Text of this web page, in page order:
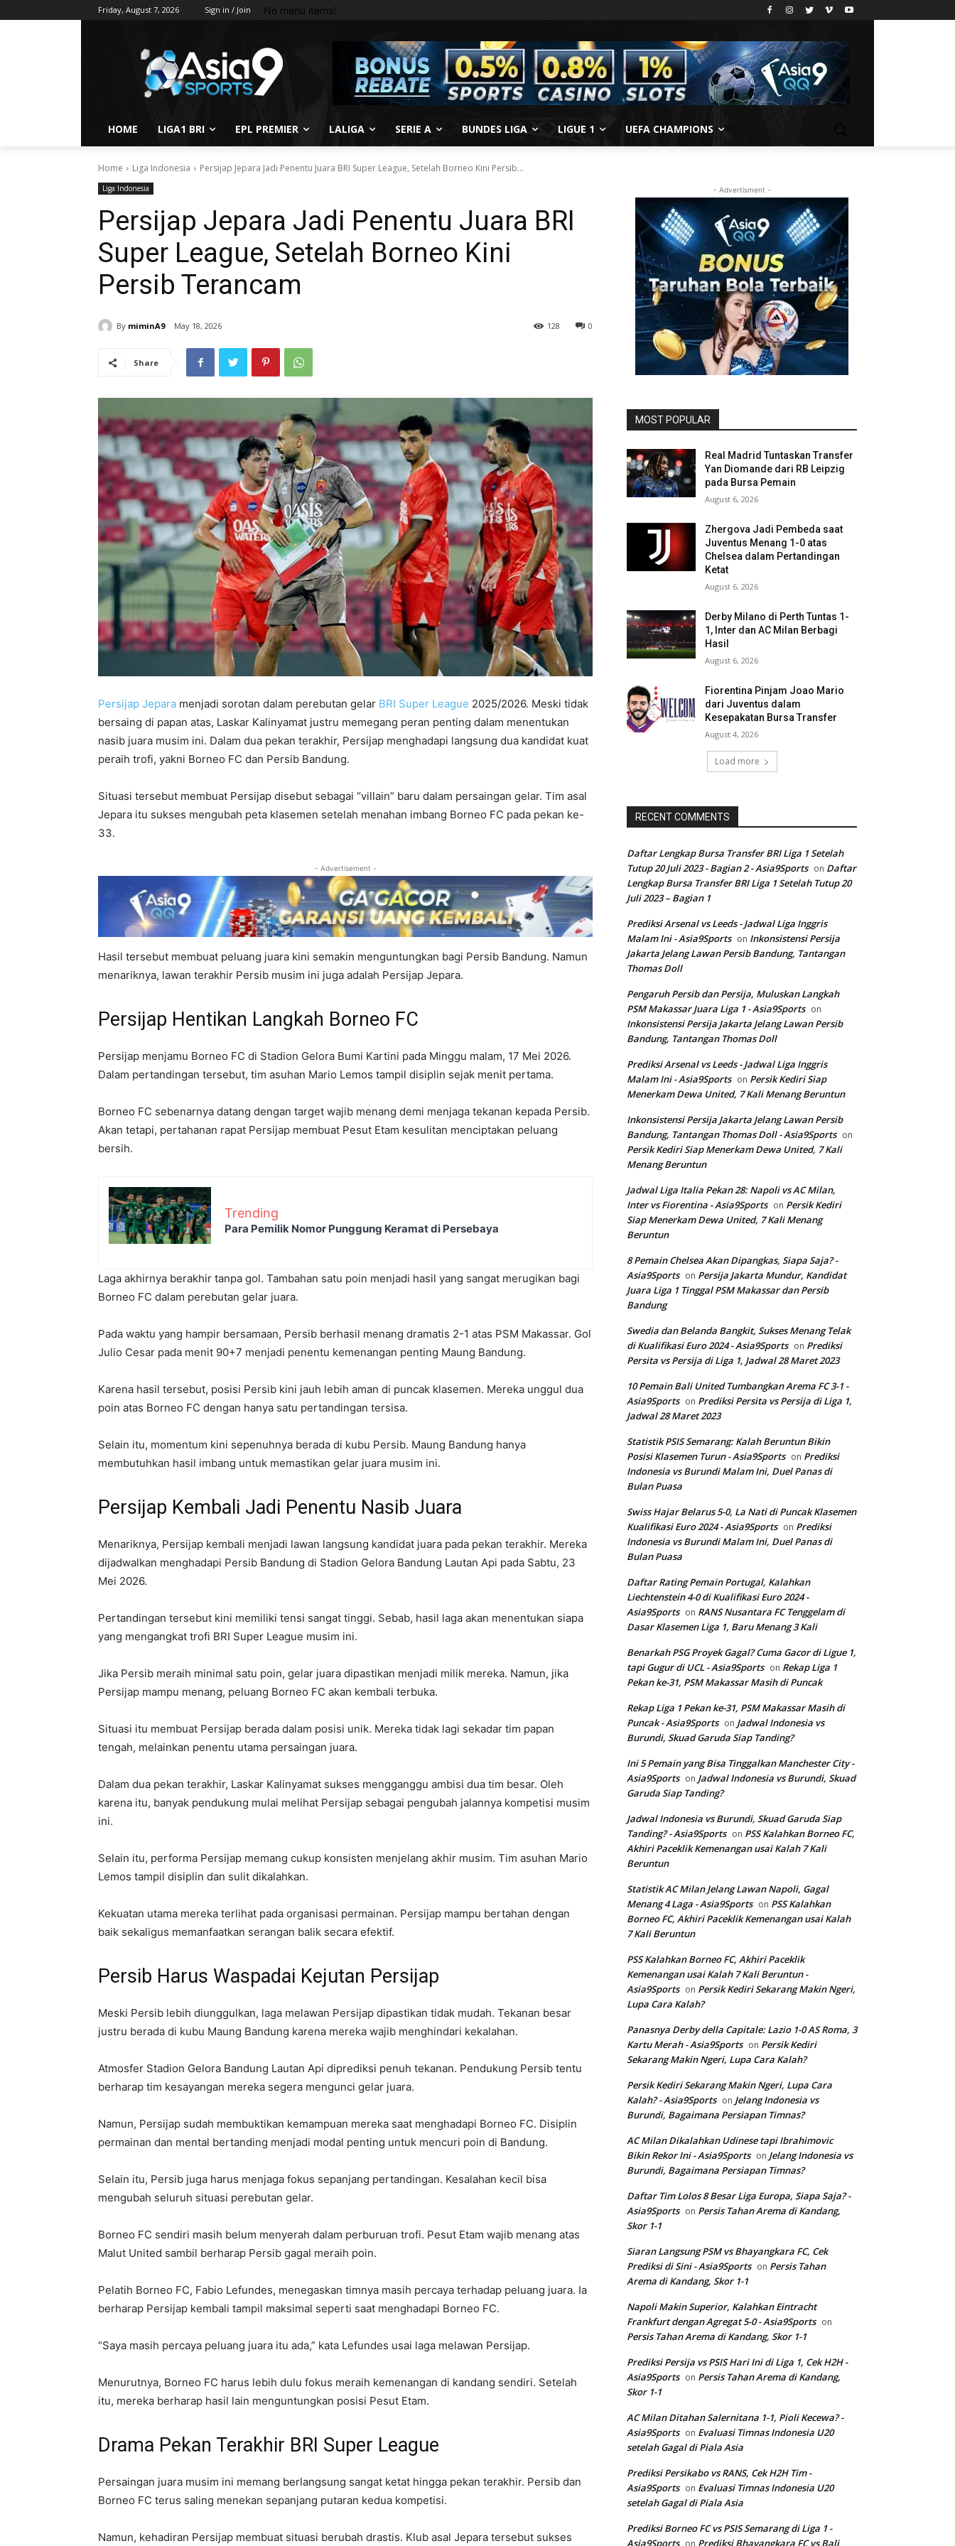
Friday, August 7, 2026 Sign in / Join No menu items!
HOME LIGA1 BRI EPL PREMIER LALIGA SERIE A BUNDES LIGA LIGUE 1 UEFA CHAMPIONS
Home Liga Indonesia Persijap Jepara Jadi Penentu Juara BRI Super League, Setelah Borneo Kini Persib...
Liga Indonesia
Persijap Jepara Jadi Penentu Juara BRI
Super League, Setelah Borneo Kini
Persib Terancam
By miminA9 May 18, 2026 0
128
Share
Persijap Jepara menjadi sorotan dalam perebutan gelar BRI Super League 2025/2026. Meski tidak
bersaing di papan atas, Laskar Kalinyamat justru memegang peran penting dalam menentukan
nasib juara musim ini. Dalam dua pekan terakhir, Persijap menghadapi langsung dua kandidat kuat
peraih trofi, yakni Borneo FC dan Persib Bandung.
Situasi tersebut membuat Persijap disebut sebagai “villain” baru dalam persaingan gelar. Tim asal
Jepara itu sukses mengubah peta klasemen setelah menahan imbang Borneo FC pada pekan ke-
33.
- Advertisement -
Hasil tersebut membuat peluang juara kini semakin menguntungkan bagi Persib Bandung. Namun
menariknya, lawan terakhir Persib musim ini juga adalah Persijap Jepara.
Persijap Hentikan Langkah Borneo FC
Persijap menjamu Borneo FC di Stadion Gelora Bumi Kartini pada Minggu malam, 17 Mei 2026.
Dalam pertandingan tersebut, tim asuhan Mario Lemos tampil disiplin sejak menit pertama.
Borneo FC sebenarnya datang dengan target wajib menang demi menjaga tekanan kepada Persib.
Akan tetapi, pertahanan rapat Persijap membuat Pesut Etam kesulitan menciptakan peluang
bersih.
Trending
Para Pemilik Nomor Punggung Keramat di Persebaya
Laga akhirnya berakhir tanpa gol. Tambahan satu poin menjadi hasil yang sangat merugikan bagi
Borneo FC dalam perebutan gelar juara.
Pada waktu yang hampir bersamaan, Persib berhasil menang dramatis 2-1 atas PSM Makassar. Gol
Julio Cesar pada menit 90+7 menjadi penentu kemenangan penting Maung Bandung.
Karena hasil tersebut, posisi Persib kini jauh lebih aman di puncak klasemen. Mereka unggul dua
poin atas Borneo FC dengan hanya satu pertandingan tersisa.
Selain itu, momentum kini sepenuhnya berada di kubu Persib. Maung Bandung hanya
membutuhkan hasil imbang untuk memastikan gelar juara musim ini.
Persijap Kembali Jadi Penentu Nasib Juara
Menariknya, Persijap kembali menjadi lawan langsung kandidat juara pada pekan terakhir. Mereka
dijadwalkan menghadapi Persib Bandung di Stadion Gelora Bandung Lautan Api pada Sabtu, 23
Mei 2026.
Pertandingan tersebut kini memiliki tensi sangat tinggi. Sebab, hasil laga akan menentukan siapa
yang mengangkat trofi BRI Super League musim ini.
Jika Persib meraih minimal satu poin, gelar juara dipastikan menjadi milik mereka. Namun, jika
Persijap mampu menang, peluang Borneo FC akan kembali terbuka.
Situasi itu membuat Persijap berada dalam posisi unik. Mereka tidak lagi sekadar tim papan
tengah, melainkan penentu utama persaingan juara.
Dalam dua pekan terakhir, Laskar Kalinyamat sukses mengganggu ambisi dua tim besar. Oleh
karena itu, banyak pendukung mulai melihat Persijap sebagai pengubah jalannya kompetisi musim
ini.
Selain itu, performa Persijap memang cukup konsisten menjelang akhir musim. Tim asuhan Mario
Lemos tampil disiplin dan sulit dikalahkan.
Kekuatan utama mereka terlihat pada organisasi permainan. Persijap mampu bertahan dengan
baik sekaligus memanfaatkan serangan balik secara efektif.
Persib Harus Waspadai Kejutan Persijap
Meski Persib lebih diunggulkan, laga melawan Persijap dipastikan tidak mudah. Tekanan besar
justru berada di kubu Maung Bandung karena mereka wajib menghindari kekalahan.
Atmosfer Stadion Gelora Bandung Lautan Api diprediksi penuh tekanan. Pendukung Persib tentu
berharap tim kesayangan mereka segera mengunci gelar juara.
Namun, Persijap sudah membuktikan kemampuan mereka saat menghadapi Borneo FC. Disiplin
permainan dan mental bertanding menjadi modal penting untuk mencuri poin di Bandung.
Selain itu, Persib juga harus menjaga fokus sepanjang pertandingan. Kesalahan kecil bisa
mengubah seluruh situasi perebutan gelar.
Borneo FC sendiri masih belum menyerah dalam perburuan trofi. Pesut Etam wajib menang atas
Malut United sambil berharap Persib gagal meraih poin.
Pelatih Borneo FC, Fabio Lefundes, menegaskan timnya masih percaya terhadap peluang juara. Ia
berharap Persijap kembali tampil maksimal seperti saat menghadapi Borneo FC.
“Saya masih percaya peluang juara itu ada,” kata Lefundes usai laga melawan Persijap.
Menurutnya, Borneo FC harus lebih dulu fokus meraih kemenangan di kandang sendiri. Setelah
itu, mereka berharap hasil lain menguntungkan posisi Pesut Etam.
Drama Pekan Terakhir BRI Super League
Persaingan juara musim ini memang berlangsung sangat ketat hingga pekan terakhir. Persib dan
Borneo FC terus saling menekan sepanjang putaran kedua kompetisi.
Namun, kehadiran Persijap membuat situasi berubah drastis. Klub asal Jepara tersebut sukses
- Advertisment -
MOST POPULAR
Real Madrid Tuntaskan Transfer
Yan Diomande dari RB Leipzig
pada Bursa Pemain
August 6, 2026
Zhergova Jadi Pembeda saat
Juventus Menang 1-0 atas
Chelsea dalam Pertandingan
Ketat
August 6, 2026
Derby Milano di Perth Tuntas 1-
1, Inter dan AC Milan Berbagi
Hasil
August 6, 2026
Fiorentina Pinjam Joao Mario
dari Juventus dalam
Kesepakatan Bursa Transfer
August 4, 2026
Load more
RECENT COMMENTS
Daftar Lengkap Bursa Transfer BRI Liga 1 Setelah
Tutup 20 Juli 2023 - Bagian 2 - Asia9Sports on Daftar
Lengkap Bursa Transfer BRI Liga 1 Setelah Tutup 20
Juli 2023 – Bagian 1
Prediksi Arsenal vs Leeds - Jadwal Liga Inggris
Malam Ini - Asia9Sports on Inkonsistensi Persija
Jakarta Jelang Lawan Persib Bandung, Tantangan
Thomas Doll
Pengaruh Persib dan Persija, Muluskan Langkah
PSM Makassar Juara Liga 1 - Asia9Sports on
Inkonsistensi Persija Jakarta Jelang Lawan Persib
Bandung, Tantangan Thomas Doll
Prediksi Arsenal vs Leeds - Jadwal Liga Inggris
Malam Ini - Asia9Sports on Persik Kediri Siap
Menerkam Dewa United, 7 Kali Menang Beruntun
Inkonsistensi Persija Jakarta Jelang Lawan Persib
Bandung, Tantangan Thomas Doll - Asia9Sports on
Persik Kediri Siap Menerkam Dewa United, 7 Kali
Menang Beruntun
Jadwal Liga Italia Pekan 28: Napoli vs AC Milan,
Inter vs Fiorentina - Asia9Sports on Persik Kediri
Siap Menerkam Dewa United, 7 Kali Menang
Beruntun
8 Pemain Chelsea Akan Dipangkas, Siapa Saja? -
Asia9Sports on Persija Jakarta Mundur, Kandidat
Juara Liga 1 Tinggal PSM Makassar dan Persib
Bandung
Swedia dan Belanda Bangkit, Sukses Menang Telak
di Kualifikasi Euro 2024 - Asia9Sports on Prediksi
Persita vs Persija di Liga 1, Jadwal 28 Maret 2023
10 Pemain Bali United Tumbangkan Arema FC 3-1 -
Asia9Sports on Prediksi Persita vs Persija di Liga 1,
Jadwal 28 Maret 2023
Statistik PSIS Semarang: Kalah Beruntun Bikin
Posisi Klasemen Turun - Asia9Sports on Prediksi
Indonesia vs Burundi Malam Ini, Duel Panas di
Bulan Puasa
Swiss Hajar Belarus 5-0, La Nati di Puncak Klasemen
Kualifikasi Euro 2024 - Asia9Sports on Prediksi
Indonesia vs Burundi Malam Ini, Duel Panas di
Bulan Puasa
Daftar Rating Pemain Portugal, Kalahkan
Liechtenstein 4-0 di Kualifikasi Euro 2024 -
Asia9Sports on RANS Nusantara FC Tenggelam di
Dasar Klasemen Liga 1, Baru Menang 3 Kali
Benarkah PSG Proyek Gagal? Cuma Gacor di Ligue 1,
tapi Gugur di UCL - Asia9Sports on Rekap Liga 1
Pekan ke-31, PSM Makassar Masih di Puncak
Rekap Liga 1 Pekan ke-31, PSM Makassar Masih di
Puncak - Asia9Sports on Jadwal Indonesia vs
Burundi, Skuad Garuda Siap Tanding?
Ini 5 Pemain yang Bisa Tinggalkan Manchester City -
Asia9Sports on Jadwal Indonesia vs Burundi, Skuad
Garuda Siap Tanding?
Jadwal Indonesia vs Burundi, Skuad Garuda Siap
Tanding? - Asia9Sports on PSS Kalahkan Borneo FC,
Akhiri Paceklik Kemenangan usai Kalah 7 Kali
Beruntun
Statistik AC Milan Jelang Lawan Napoli, Gagal
Menang 4 Laga - Asia9Sports on PSS Kalahkan
Borneo FC, Akhiri Paceklik Kemenangan usai Kalah
7 Kali Beruntun
PSS Kalahkan Borneo FC, Akhiri Paceklik
Kemenangan usai Kalah 7 Kali Beruntun -
Asia9Sports on Persik Kediri Sekarang Makin Ngeri,
Lupa Cara Kalah?
Panasnya Derby della Capitale: Lazio 1-0 AS Roma, 3
Kartu Merah - Asia9Sports on Persik Kediri
Sekarang Makin Ngeri, Lupa Cara Kalah?
Persik Kediri Sekarang Makin Ngeri, Lupa Cara
Kalah? - Asia9Sports on Jelang Indonesia vs
Burundi, Bagaimana Persiapan Timnas?
AC Milan Dikalahkan Udinese tapi Ibrahimovic
Bikin Rekor Ini - Asia9Sports on Jelang Indonesia vs
Burundi, Bagaimana Persiapan Timnas?
Daftar Tim Lolos 8 Besar Liga Europa, Siapa Saja? -
Asia9Sports on Persis Tahan Arema di Kandang,
Skor 1-1
Siaran Langsung PSM vs Bhayangkara FC, Cek
Prediksi di Sini - Asia9Sports on Persis Tahan
Arema di Kandang, Skor 1-1
Napoli Makin Superior, Kalahkan Eintracht
Frankfurt dengan Agregat 5-0 - Asia9Sports on
Persis Tahan Arema di Kandang, Skor 1-1
Prediksi Persija vs PSIS Hari Ini di Liga 1, Cek H2H -
Asia9Sports on Persis Tahan Arema di Kandang,
Skor 1-1
AC Milan Ditahan Salernitana 1-1, Pioli Kecewa? -
Asia9Sports on Evaluasi Timnas Indonesia U20
setelah Gagal di Piala Asia
Prediksi Persikabo vs RANS, Cek H2H Tim -
Asia9Sports on Evaluasi Timnas Indonesia U20
setelah Gagal di Piala Asia
Prediksi Borneo FC vs PSIS Semarang di Liga 1 -
Asia9Sports on Prediksi Bhayangkara FC vs Bali